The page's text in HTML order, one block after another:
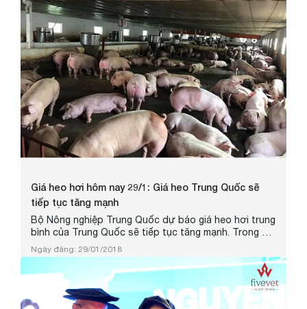
Giá heo hơi hôm nay 29/1: Giá heo Trung Quốc sẽ
tiếp tục tăng mạnh
Bộ Nông nghiệp Trung Quốc dự báo giá heo hơi trung
bình của Trung Quốc sẽ tiếp tục tăng mạnh. Trong khi
đó giá heo hơi hôm nay 29/1 tại nước ta vẫn đang ở
mức thấp và không có đột biến trong thời gian qua.
Ngày đăng: 29/01/2018